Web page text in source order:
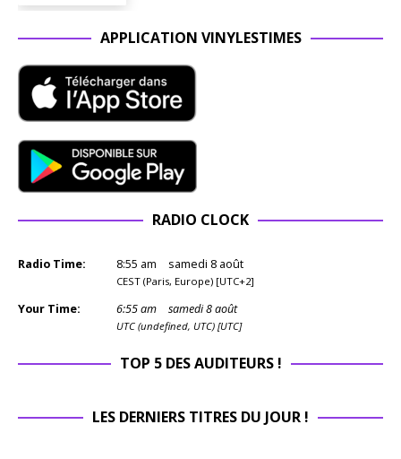
APPLICATION VINYLESTIMES
RADIO CLOCK
Radio Time: 8:55 am samedi 8 août
CEST (Paris, Europe) [UTC+2]
Your Time: 6:55am samedi 8 août
UTC (undefined, UTC) [UTC]
TOP 5 DES AUDITEURS !
LES DERNIERS TITRES DU JOUR !